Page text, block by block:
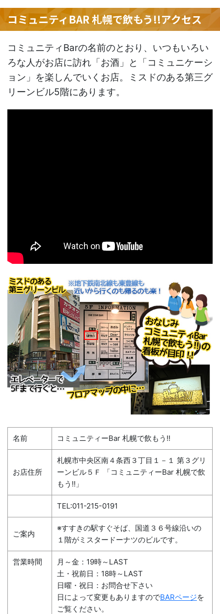
コミュニティBAR 札幌で飲もう!!アクセス
コミュニティBarの名前のとおり、いつもいろい
ろな人がお店に訪れ「お酒」と「コミュニケーシ
ョン」を楽しんでいくお店。ミスドのある第三グ
リーンビル5階にあります。
名前 コミュニティーBar 札幌で飲もう!!
お店住所
札幌市中央区南４条西３丁目１－１ 第３グリ
ーンビル５Ｆ 「コミュニティーBar 札幌で飲
もう!!」
TEL:011-215-0191
ご案内
※すすきの駅すぐそば、国道３６号線沿いの
１階がミスタードーナツのビルです。
営業時間
月～金：19時～LAST
土・祝前日：18時～LAST
日曜・祝日：お問合せ下さい
日によって変更もありますのでBARページを
ご覧ください。